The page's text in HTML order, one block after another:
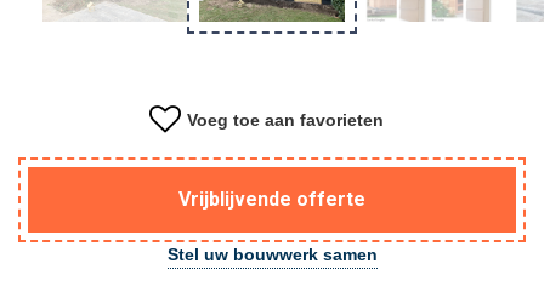
Voeg toe aan favorieten
Vrijblijvende offerte
Stel uw bouwwerk samen